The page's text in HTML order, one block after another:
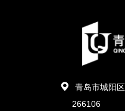
青岛市城阳
266106